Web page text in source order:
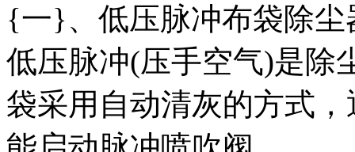
{一}、低压脉冲布袋除
低压脉冲(压手空气)是除
袋采用自动清灰的方式